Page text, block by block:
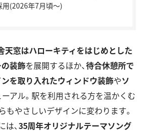
⽤(2026年7⽉頃〜)
天窓はハローキティをはじめとした
装飾を展開するほか、待合休憩所で
を取り⼊れたウィンドウ装飾やソ
アル。駅を利⽤される⽅を温かくむ
もやさしいデザインに変わります。
、35周年オリジナルテーマソング